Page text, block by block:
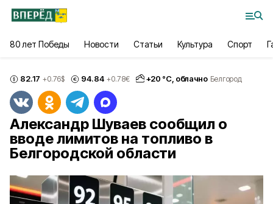
80 лет Победы Новости Статьи Культура Спорт
82.17 +0.76$ 94.84 +0.78€ +20 °С, облачно Белгород
Александр Шуваев сообщил о
вводе лимитов на топливо в
Белгородской области